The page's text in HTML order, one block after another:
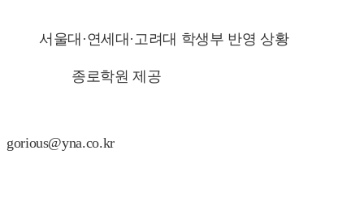
서울대·연세대·고려대 학생부 반영 상황
종로학원 제공
gorious@yna.co.kr